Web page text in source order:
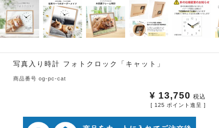
写真入り時計 フォトクロック「キャット」
商品番号 og-pc-cat
¥ 13,750 税込
[ 125 ポイント進呈 ]